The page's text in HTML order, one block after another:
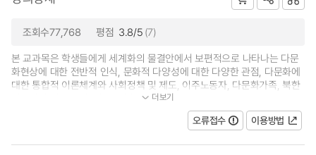
조회수77,768 평점 3.8/5 (7)
본 교과목은 학생들에게 세계화의 물결안에서 보편적으로 나타나는 다문
화현상에 대한 전반적 인식, 문화적 다양성에 대한 다양한 관점, 다문화에
대한 통합적 이론체계와 사회정책 및 제도, 이주노동자, 다문화가족, 북한
이주민의 이슈를 이해하여 저출...
더보기
오류접수 이용방법